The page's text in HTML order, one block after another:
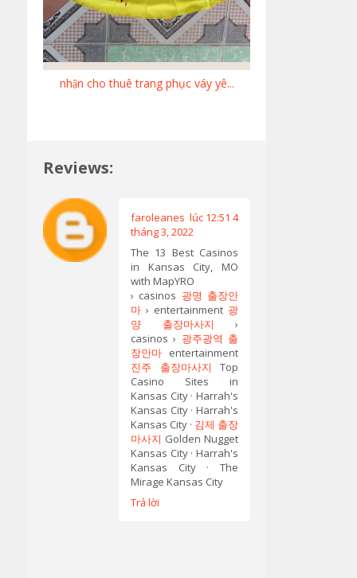
nhận cho thuê trang phục váy yê...
Reviews:
faroleanes lúc 12:51 4
tháng 3, 2022
The 13 Best Casinos
in Kansas City, MO
with MapYRO
› casinos 광명 출장안
마 › entertainment 광
양 출장마사지 ›
casinos › 광주광역 출
장안마 entertainment
진주 출장마사지 Top
Casino Sites in
Kansas City · Harrah's
Kansas City · Harrah's
Kansas City · 김제 출장
마사지 Golden Nugget
Kansas City · Harrah's
Kansas City · The
Mirage Kansas City
Trả lời